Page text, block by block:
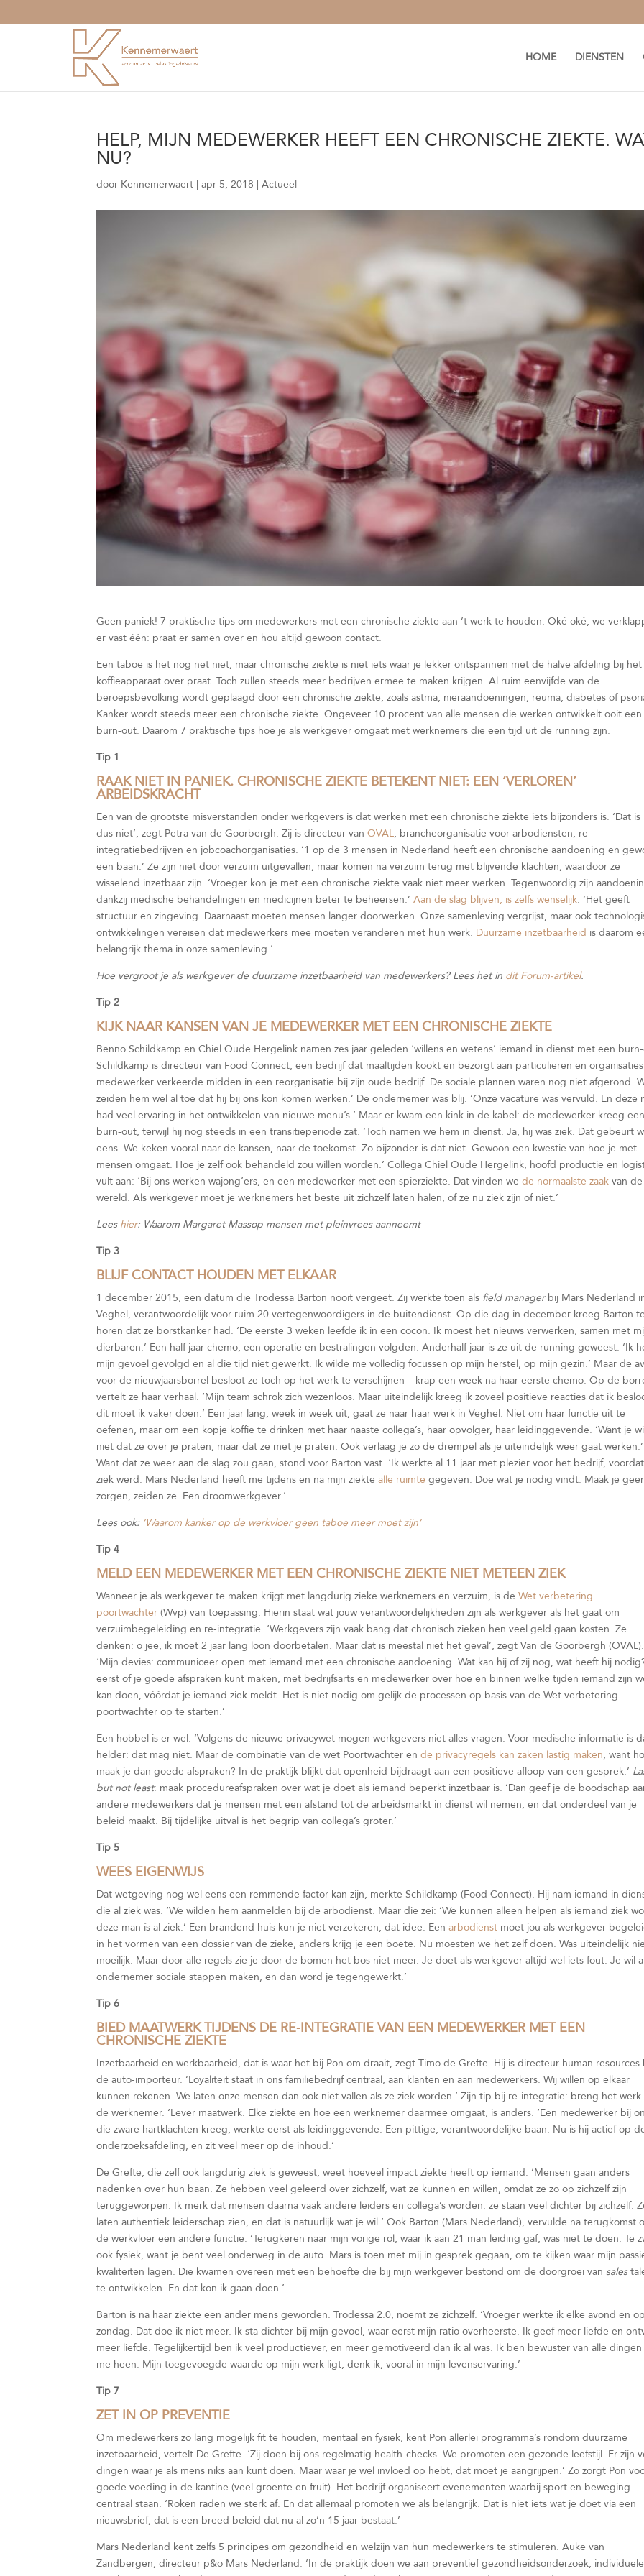
HOME DIENSTEN
HELP, MIJN MEDEWERKER HEEFT EEN CHRONISCHE ZIEKTE.
NU?
door Kennemerwaert |apr 5, 2018 |Actueel
Geen paniek! 7 praktische tips om medewerkers met een chronische ziekte aan ’t werk te houden. Oké oké, we
er vast één: praat er samen over en hou altijd gewoon contact.
Een taboe is het nog net niet, maar chronische ziekte is niet iets waar je lekker ontspannen met de halve afdeling bij het
koffieapparaat over praat. Toch zullen steeds meer bedrijven ermee te maken krijgen. Al ruim eenvijfde van de
beroepsbevolking wordt geplaagd door een chronische ziekte, zoals astma, nieraandoeningen, reuma, diabetes of
Kanker wordt steeds meer een chronische ziekte. Ongeveer 10 procent van alle mensen die werken ontwikkelt ooit een
burn-out. Daarom 7 praktische tips hoe je als werkgever omgaat met werknemers die een tijd uit de running zijn.
Tip 1
RAAK NIET IN PANIEK. CHRONISCHE ZIEKTE BETEKENT NIET: EEN ‘VERLOREN’
ARBEIDSKRACHT
Een van de grootste misverstanden onder werkgevers is dat werken met een chronische ziekte iets bijzonders is. ‘Dat is
dus niet’, zegt Petra van de Goorbergh. Zij is directeur vanOVAL, brancheorganisatie voor arbodiensten, re-
integratiebedrijven en jobcoachorganisaties. ‘1 op de 3 mensen in Nederland heeft een chronische aandoening en
een baan.’ Ze zijn niet door verzuim uitgevallen, maar komen na verzuim terug met blijvende klachten, waardoor ze
wisselend inzetbaar zijn. ‘Vroeger kon je met een chronische ziekte vaak niet meer werken. Tegenwoordig zijn
dankzij medische behandelingen en medicijnen beter te beheersen.’Aan de slag blijven, is zelfs wenselijk. ‘Het geeft
structuur en zingeving. Daarnaast moeten mensen langer doorwerken. Onze samenleving vergrijst, maar ook
ontwikkelingen vereisen dat medewerkers mee moeten veranderen met hun werk. Duurzame inzetbaarheid is daarom
belangrijk thema in onze samenleving.’
Hoe vergroot je als werkgever de duurzame inzetbaarheid van medewerkers? Lees het in dit Forum-artikel.
Tip 2
KIJK NAAR KANSEN VAN JE MEDEWERKER MET EEN CHRONISCHE ZIEKTE
Benno Schildkamp en Chiel Oude Hergelink namen zes jaar geleden ‘willens en wetens’ iemand in dienst met een
Schildkamp is directeur van Food Connect, een bedrijf dat maaltijden kookt en bezorgt aan particulieren en
medewerker verkeerde midden in een reorganisatie bij zijn oude bedrijf. De sociale plannen waren nog niet afgerond.
zeiden hem wél al toe dat hij bij ons kon komen werken.’ De ondernemer was blij. ‘Onze vacature was vervuld. En deze
had veel ervaring in het ontwikkelen van nieuwe menu’s.’ Maar er kwam een kink in de kabel: de medewerker kreeg een
burn-out, terwijl hij nog steeds in een transitieperiode zat. ‘Toch namen we hem in dienst. Ja, hij was ziek. Dat gebeurt
eens. We keken vooral naar de kansen, naar de toekomst. Zo bijzonder is dat niet. Gewoon een kwestie van hoe je met
mensen omgaat. Hoe je zelf ook behandeld zou willen worden.’ Collega Chiel Oude Hergelink, hoofd productie en
vult aan: ‘Bij ons werken wajong’ers, en een medewerker met een spierziekte. Dat vinden wede normaalste zaakvan de
wereld. Als werkgever moet je werknemers het beste uit zichzelf laten halen, of ze nu ziek zijn of niet.’
Lees hier: Waarom Margaret Massop mensen met pleinvrees aanneemt
Tip 3
BLIJF CONTACT HOUDEN MET ELKAAR
1 december 2015, een datum die Trodessa Barton nooit vergeet. Zij werkte toen als field managerbij Mars Nederland
Veghel, verantwoordelijk voor ruim 20 vertegenwoordigers in de buitendienst. Op die dag in december kreeg Barton te
horen dat ze borstkanker had. ‘De eerste 3 weken leefde ik in een cocon. Ik moest het nieuws verwerken, samen met
dierbaren.’ Een half jaar chemo, een operatie en bestralingen volgden. Anderhalf jaar is ze uit de running geweest. ‘Ik
mijn gevoel gevolgd en al die tijd niet gewerkt. Ik wilde me volledig focussen op mijn herstel, op mijn gezin.’ Maar de
voor de nieuwjaarsborrel besloot ze toch op het werk te verschijnen – krap een week na haar eerste chemo. Op de
vertelt ze haar verhaal. ‘Mijn team schrok zich wezenloos. Maar uiteindelijk kreeg ik zoveel positieve reacties dat ik
dit moet ik vaker doen.’ Een jaar lang, week in week uit, gaat ze naar haar werk in Veghel. Niet om haar functie uit te
oefenen, maar om een kopje koffie te drinken met haar naaste collega’s, haar opvolger, haar leidinggevende. ‘Want je
niet dat ze óver je praten, maar dat ze mét je praten. Ook verlaag je zo de drempel als je uiteindelijk weer gaat werken.’
Want dat ze weer aan de slag zou gaan, stond voor Barton vast. ‘Ik werkte al 11 jaar met plezier voor het bedrijf,
ziek werd. Mars Nederland heeft me tijdens en na mijn ziektealle ruimte gegeven. Doe wat je nodig vindt. Maak je
zorgen, zeiden ze. Een droomwerkgever.’
Lees ook: ‘Waarom kanker op de werkvloer geen taboe meer moet zijn’
Tip 4
MELD EEN MEDEWERKER MET EEN CHRONISCHE ZIEKTE NIET METEEN ZIEK
Wanneer je als werkgever te maken krijgt met langdurig zieke werknemers en verzuim, is deWet verbetering
poortwachter(Wvp) van toepassing. Hierin staat wat jouw verantwoordelijkheden zijn als werkgever als het gaat om
verzuimbegeleiding en re-integratie. ‘Werkgevers zijn vaak bang dat chronisch zieken hen veel geld gaan kosten. Ze
denken: o jee, ik moet 2 jaar lang loon doorbetalen. Maar dat is meestal niet het geval’, zegt Van de Goorbergh (OVAL).
‘Mijn devies: communiceer open met iemand met een chronische aandoening. Wat kan hij of zij nog, wat heeft hij
eerst of je goede afspraken kunt maken, met bedrijfsarts en medewerker over hoe en binnen welke tijden iemand zijn
kan doen, vóórdat je iemand ziek meldt. Het is niet nodig om gelijk de processen op basis van de Wet verbetering
poortwachter op te starten.’
Een hobbel is er wel. ‘Volgens de nieuwe privacywet mogen werkgevers niet alles vragen. Voor medische informatie is
helder: dat mag niet. Maar de combinatie van de wet Poortwachter ende privacyregels kan zaken lastig maken, want
maak je dan goede afspraken? In de praktijk blijkt dat openheid bijdraagt aan een positieve afloop van een gesprek.’
but not least: maak procedureafspraken over wat je doet als iemand beperkt inzetbaar is. ‘Dan geef je de boodschap
andere medewerkers dat je mensen met een afstand tot de arbeidsmarkt in dienst wil nemen, en dat onderdeel van je
beleid maakt. Bij tijdelijke uitval is het begrip van collega’s groter.’
Tip 5
WEES EIGENWIJS
Dat wetgeving nog wel eens een remmende factor kan zijn, merkte Schildkamp (Food Connect). Hij nam iemand in
die al ziek was. ‘We wilden hem aanmelden bij de arbodienst. Maar die zei: ‘We kunnen alleen helpen als iemand ziek
deze man ís al ziek.’ Een brandend huis kun je niet verzekeren, dat idee. Eenarbodienst moet jou als werkgever
in het vormen van een dossier van de zieke, anders krijg je een boete. Nu moesten we het zelf doen. Was uiteindelijk
moeilijk. Maar door alle regels zie je door de bomen het bos niet meer. Je doet als werkgever altijd wel iets fout. Je wil
ondernemer sociale stappen maken, en dan word je tegengewerkt.’
Tip 6
BIED MAATWERK TIJDENS DE RE-INTEGRATIE VAN EEN MEDEWERKER MET EEN
CHRONISCHE ZIEKTE
Inzetbaarheid en werkbaarheid, dat is waar het bij Pon om draait, zegt Timo de Grefte. Hij is directeur human resources
de auto-importeur. ‘Loyaliteit staat in ons familiebedrijf centraal, aan klanten en aan medewerkers. Wij willen op elkaar
kunnen rekenen. We laten onze mensen dan ook niet vallen als ze ziek worden.’ Zijn tip bij re-integratie: breng het werk
de werknemer. ‘Lever maatwerk. Elke ziekte en hoe een werknemer daarmee omgaat, is anders. ‘Een medewerker bij
die zware hartklachten kreeg, werkte eerst als leidinggevende. Een pittige, verantwoordelijke baan. Nu is hij actief op
onderzoeksafdeling, en zit veel meer op de inhoud.’
De Grefte, die zelf ook langdurig ziek is geweest, weet hoeveel impact ziekte heeft op iemand. ‘Mensen gaan anders
nadenken over hun baan. Ze hebben veel geleerd over zichzelf, wat ze kunnen en willen, omdat ze zo op zichzelf zijn
teruggeworpen. Ik merk dat mensen daarna vaak andere leiders en collega’s worden: ze staan veel dichter bij zichzelf.
laten authentiek leiderschap zien, en dat is natuurlijk wat je wil.’ Ook Barton (Mars Nederland), vervulde na terugkomst
de werkvloer een andere functie. ‘Terugkeren naar mijn vorige rol, waar ik aan 21 man leiding gaf, was niet te doen. Te
ook fysiek, want je bent veel onderweg in de auto. Mars is toen met mij in gesprek gegaan, om te kijken waar mijn
kwaliteiten lagen. Die kwamen overeen met een behoefte die bij mijn werkgever bestond om de doorgroei van sales
te ontwikkelen. En dat kon ik gaan doen.’
Barton is na haar ziekte een ander mens geworden. Trodessa 2.0, noemt ze zichzelf. ‘Vroeger werkte ik elke avond en op
zondag. Dat doe ik niet meer. Ik sta dichter bij mijn gevoel, waar eerst mijn ratio overheerste. Ik geef meer liefde en
meer liefde. Tegelijkertijd ben ik veel productiever, en meer gemotiveerd dan ik al was. Ik ben bewuster van alle dingen
me heen. Mijn toegevoegde waarde op mijn werk ligt, denk ik, vooral in mijn levenservaring.’
Tip 7
ZET IN OP PREVENTIE
Om medewerkers zo lang mogelijk fit te houden, mentaal en fysiek, kent Pon allerlei programma’s rondom duurzame
inzetbaarheid, vertelt De Grefte. ‘Zij doen bij ons regelmatig health-checks. We promoten een gezonde leefstijl. Er zijn
dingen waar je als mens niks aan kunt doen. Maar waar je wel invloed op hebt, dat moet je aangrijpen.’ Zo zorgt Pon
goede voeding in de kantine (veel groente en fruit). Het bedrijf organiseert evenementen waarbij sport en beweging
centraal staan. ‘Roken raden we sterk af. En dat allemaal promoten we als belangrijk. Dat is niet iets wat je doet via een
nieuwsbrief, dat is een breed beleid dat nu al zo’n 15 jaar bestaat.’
Mars Nederland kent zelfs 5 principes om gezondheid en welzijn van hun medewerkers te stimuleren. Auke van
Zandbergen, directeur p&o Mars Nederland: ‘In de praktijk doen we aan preventief gezondheidsonderzoek, individuele